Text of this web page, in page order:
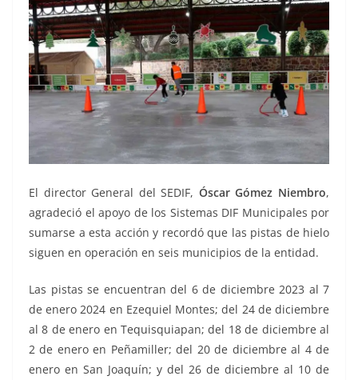
El director General del SEDIF, Óscar Gómez Niembro,
agradeció el apoyo de los Sistemas DIF Municipales por
sumarse a esta acción y recordó que las pistas de hielo
siguen en operación en seis municipios de la entidad.
Las pistas se encuentran del 6 de diciembre 2023 al 7
de enero 2024 en Ezequiel Montes; del 24 de diciembre
al 8 de enero en Tequisquiapan; del 18 de diciembre al
2 de enero en Peñamiller; del 20 de diciembre al 4 de
enero en San Joaquín; y del 26 de diciembre al 10 de